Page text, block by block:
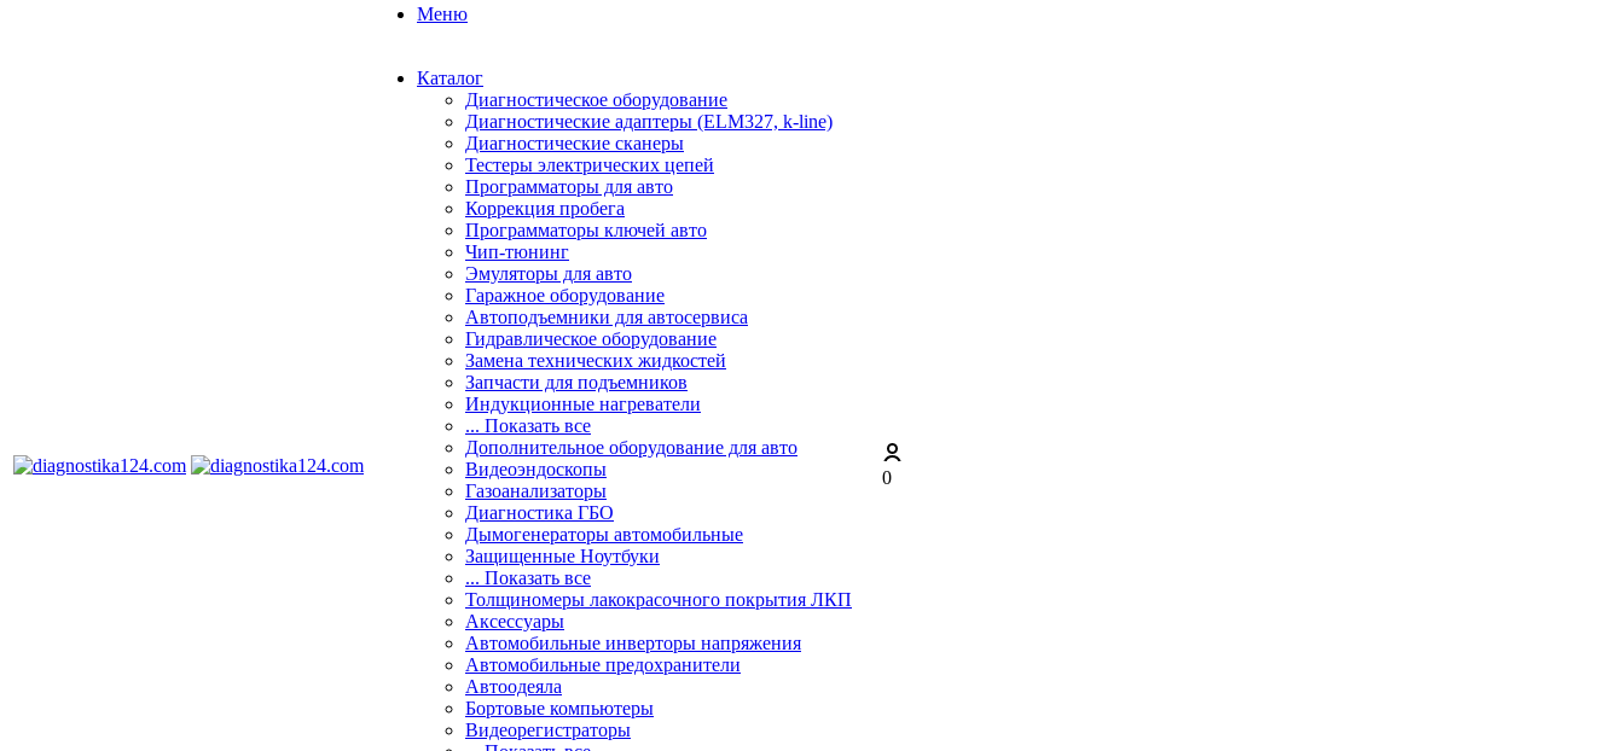
Меню
Каталог
Диагностическое оборудование
Диагностические адаптеры (ELM327, k-line)
Диагностические сканеры
Тестеры электрических цепей
Программаторы для авто
Коррекция пробега
Программаторы ключей авто
Чип-тюнинг
Эмуляторы для авто
Гаражное оборудование
Автоподъемники для автосервиса
Гидравлическое оборудование
Замена технических жидкостей
Запчасти для подъемников
Индукционные нагреватели
... Показать все
Дополнительное оборудование для авто
Видеоэндоскопы
Газоанализаторы
Диагностика ГБО
Дымогенераторы автомобильные
Защищенные Ноутбуки
... Показать все
Толщиномеры лакокрасочного покрытия ЛКП
Аксессуары
Автомобильные инверторы напряжения
Автомобильные предохранители
Автоодеяла
Бортовые компьютеры
Видеорегистраторы
0